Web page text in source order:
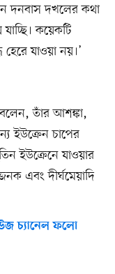
দনবাস দখলের কথা
কয়েকটি
যাওয়া নয়।’
তাঁর আশঙ্কা,
ইউক্রেন চাপের
ইউক্রেনে যাওয়ার
এবং দীর্ঘমেয়াদি
চ্যানেল ফলো